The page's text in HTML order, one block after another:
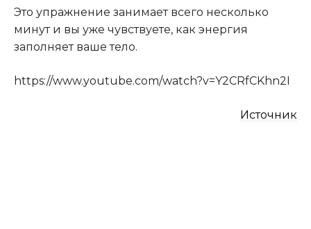
Это упражнение занимает всего несколько
минут и вы уже чувствуете, как энергия
заполняет ваше тело.
https://www.youtube.com/watch?v=Y2CRfCKhn2I
Источник